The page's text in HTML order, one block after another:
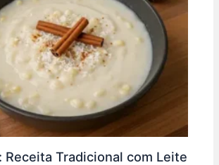
Receita Tradicional com Leite